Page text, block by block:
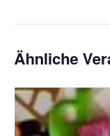
Ähnliche